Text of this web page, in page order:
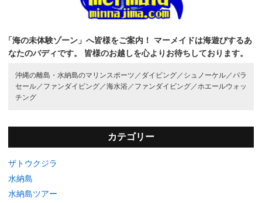
「海の未体験ゾーン」へ皆様をご案内！
マーメイドは海遊びするあ
なたのバディです。
皆様のお越しを心よりお待ちしております。
沖縄の離島・水納島のマリンスポーツ／ ダイビング／ シュノーケル／ パラ
セール／ ファンダイビング／海水浴／ ファンダイビング／ ホエールウォッ
チング
カテゴリー
ザトウクジラ
水納島
水納島ツアー